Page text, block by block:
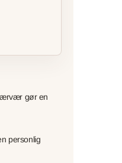
gør en
personlig